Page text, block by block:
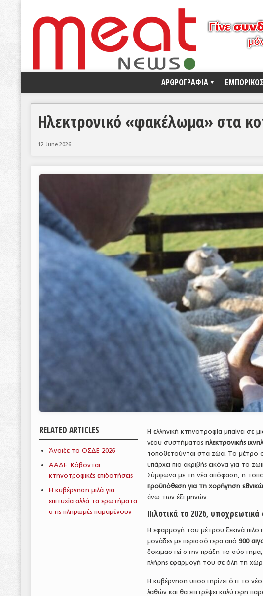
ΑΡΘΡΟΓΡΑΦΙΑ
Ηλεκτρονικό «φακέλωμα» στα
12 June 2026
RELATED ARTICLES
Άνοιξε το ΟΣΔΕ 2026
ΑΑΔΕ: Κόβονται
κτηνοτροφικές επιδοτήσεις
Η κυβέρνηση μιλά για
επιτυχία αλλά τα ερωτήματα
στις πληρωμές παραμένουν
Η ελληνική κτηνοτροφία μπαίνει σε
νέου συστήματοςηλεκτρονικής
τοποθετούνται στα ζώα. Το μέτρο
υπάρχει πιο ακριβής εικόνα για το
Σύμφωνα με τη νέα απόφαση, η
προϋπόθεση για τη χορήγηση
άνω των έξι μηνών.
Πιλοτικά το 2026,
Η εφαρμογή του μέτρου ξεκινά
μονάδες με περισσότερα από900
δοκιμαστεί στην πράξη το
πλήρης εφαρμογή του σε όλη τη
Η κυβέρνηση υποστηρίζει ότι το
λαθών και θα επιτρέψει καλύτερη